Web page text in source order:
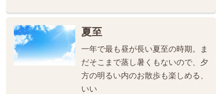
夏至
一年で最も昼が長い夏至の時期。ま
だそこまで蒸し暑くもないので、夕
方の明るい内のお散歩も楽しめる、
いい